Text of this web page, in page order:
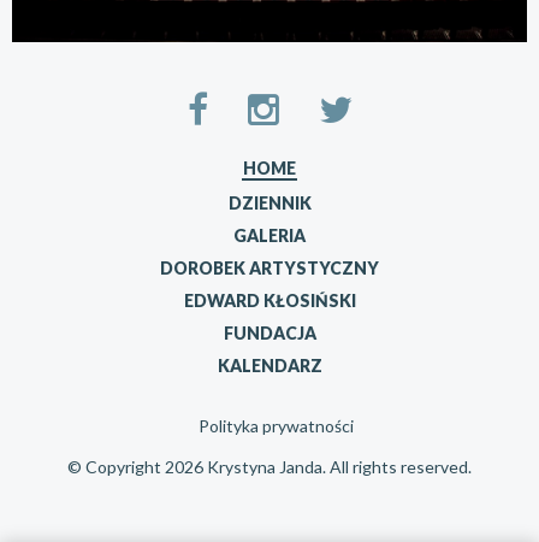
HOME
DZIENNIK
GALERIA
DOROBEK ARTYSTYCZNY
EDWARD KŁOSIŃSKI
FUNDACJA
KALENDARZ
Polityka prywatności
© Copyright 2026 Krystyna Janda. All rights reserved.